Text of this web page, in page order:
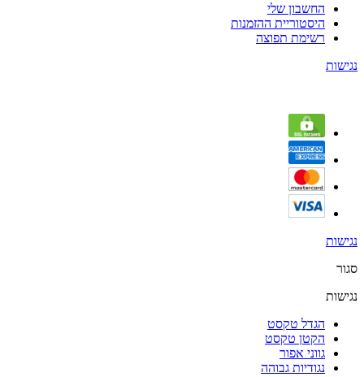
החשבון שלי
היסטוריית ההזמנות
רשימת תפוצה
נגישות
נגישות
סגור
נגישות
הגדל טקסט
הקטן טקסט
גווני אפור
נגודיות גבוהה